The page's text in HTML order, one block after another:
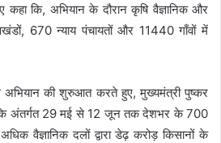
कि, अभियान के दौरान कृषि वैज्ञानिक और
670 न्याय पंचायतों और 11440 गाँवों में
अभियान की शुरुआत करते हुए, मुख्यमंत्री पुष्कर
के अंतर्गत 29 मई से 12 जून तक देशभर के 700
वैज्ञानिक दलों द्वारा डेढ़ करोड़ किसानों के